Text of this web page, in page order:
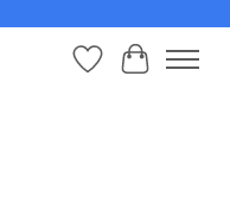
Verlanglijst